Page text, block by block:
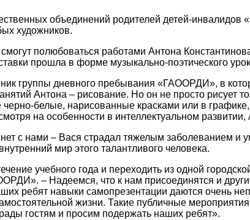
объединений родителей детей-
художников.
полюбоваться работами Антона
прошла в форме музыкально-поэтического
группы дневного пребывания «ГАООРДИ», в
Антона – рисование. Но он не просто рисует
белые, нарисованные красками или в
на особенности в интеллектуальном
с нами – Вася страдал тяжелым заболеванием и
мир этого талантливого человека.
учебного года и переходить из одной
– Надеемся, что к нам присоединятся и
ребят навыки самопрезентации даются очень
жизни. Такие публичные
гостям и просим подержать наших ребят».